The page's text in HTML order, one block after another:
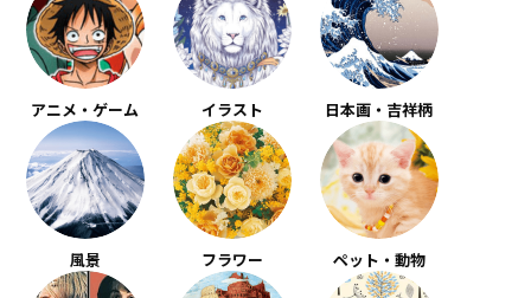
アニメ・ゲーム イラスト 日本画・吉祥柄
風景 フラワー ペット・動物